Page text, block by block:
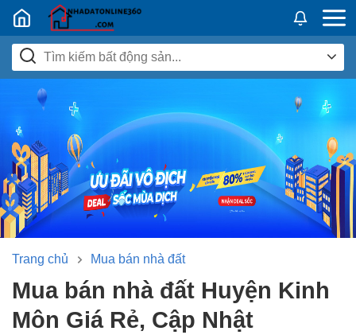
Nhadatban24h.vn
Trang chủ Mua bán nhà đất
Mua bán nhà đất Huyện Kinh
Môn Giá Rẻ, Cập Nhật